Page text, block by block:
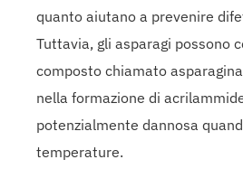
quanto aiutano a prevenire
Tuttavia, gli asparagi possono
composto chiamato
nella formazione di
potenzialmente dannosa
temperature.